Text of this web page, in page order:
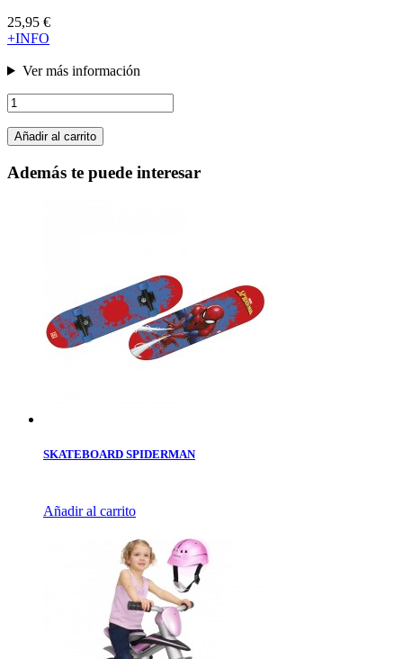
25,95 €
+INFO
Ver más información
Añadir al carrito
Además te puede interesar
SKATEBOARD SPIDERMAN
Añadir al carrito